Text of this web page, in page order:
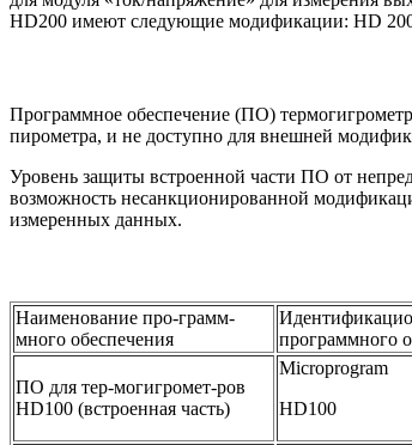
HD200 имеют следующие модификации: HD
Программное обеспечение (ПО)
пирометра, и не доступно для внешней
Уровень защиты встроенной части ПО от
возможность несанкционированной
измеренных данных.
Наименование про-грамм-
много обеспечения
программного
ПО для тер-могигромет-ров
HD100 (встроенная часть)
Microprogram
HD100